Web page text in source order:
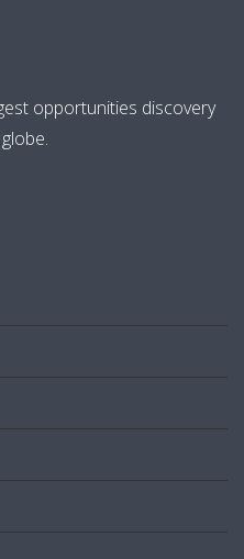
opportunities discovery